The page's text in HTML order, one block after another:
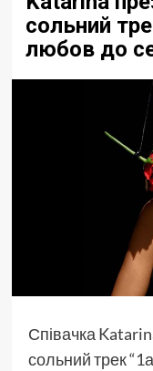
сольний
любов до
Співачка
сольний трек